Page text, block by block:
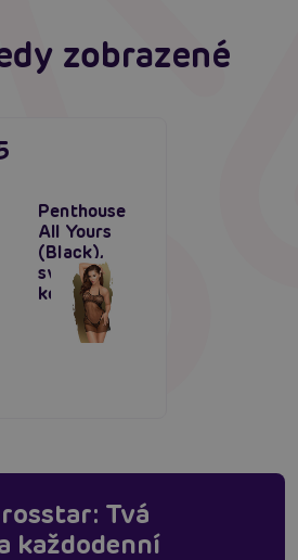
zobrazené
Penthouse
All Yours
(Black),
svůdná
košilka
Tvá
každodenní